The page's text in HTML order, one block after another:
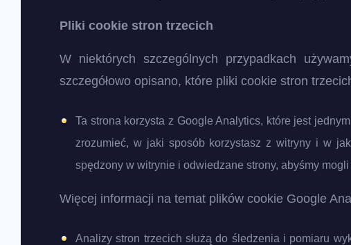
Pliki cookie stron trzecich
W niektórych szczególnych przypadkach
szczegółowo opisano, które pliki cookie stron
Ta strona korzysta z Google Analytics, które jest
zrozumieć, w jaki sposób korzystasz z witryny i w
spędzony w witrynie i odwiedzane strony, abyśmy
Więcej informacji na temat plików cookie Google
Analizy stron trzecich służą do śledzenia i pomiaru